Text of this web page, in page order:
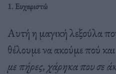
1. Ευχαριστώ
Αυτή η μαγική λεξούλα
θέλουμε να ακούμε πού
με πήρες, χάρηκα που σε